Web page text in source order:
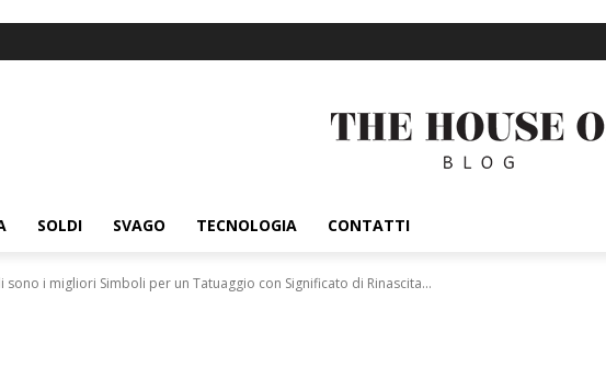
SOLDI SVAGO TECNOLOGIA CONTATTI
sono i migliori Simboli per un Tatuaggio con Significato di Rinascita...